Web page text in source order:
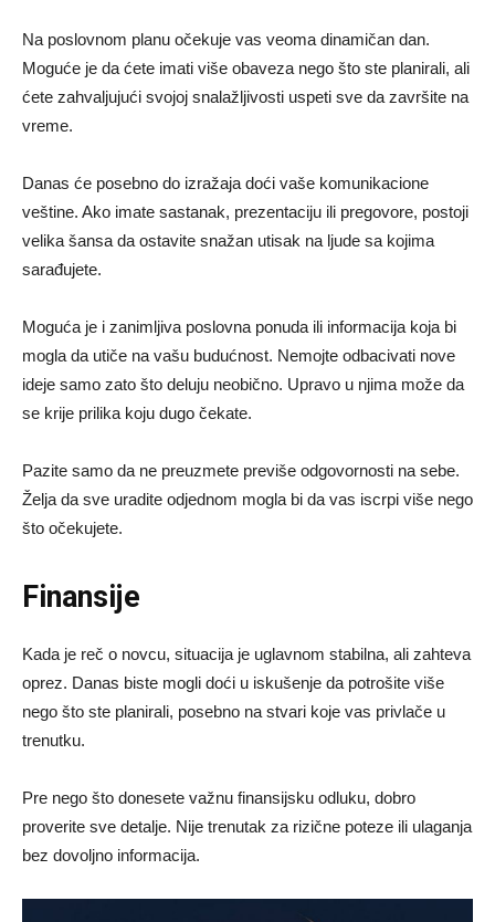
Na poslovnom planu očekuje vas veoma dinamičan dan.
Moguće je da ćete imati više obaveza nego što ste planirali, ali
ćete zahvaljujući svojoj snalažljivosti uspeti sve da završite na
vreme.
Danas će posebno do izražaja doći vaše komunikacione
veštine. Ako imate sastanak, prezentaciju ili pregovore, postoji
velika šansa da ostavite snažan utisak na ljude sa kojima
sarađujete.
Moguća je i zanimljiva poslovna ponuda ili informacija koja bi
mogla da utiče na vašu budućnost. Nemojte odbacivati nove
ideje samo zato što deluju neobično. Upravo u njima može da
se krije prilika koju dugo čekate.
Pazite samo da ne preuzmete previše odgovornosti na sebe.
Želja da sve uradite odjednom mogla bi da vas iscrpi više nego
što očekujete.
Finansije
Kada je reč o novcu, situacija je uglavnom stabilna, ali zahteva
oprez. Danas biste mogli doći u iskušenje da potrošite više
nego što ste planirali, posebno na stvari koje vas privlače u
trenutku.
Pre nego što donesete važnu finansijsku odluku, dobro
proverite sve detalje. Nije trenutak za rizične poteze ili ulaganja
bez dovoljno informacija.